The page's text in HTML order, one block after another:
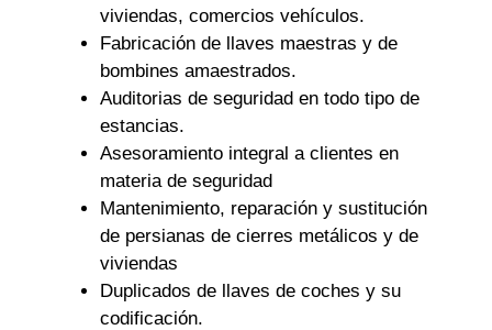
viviendas, comercios vehículos.
Fabricación de llaves maestras y de
bombines amaestrados.
Auditorias de seguridad en todo tipo de
estancias.
Asesoramiento integral a clientes en
materia de seguridad
Mantenimiento, reparación y sustitución
de persianas de cierres metálicos y de
viviendas
Duplicados de llaves de coches y su
codificación.